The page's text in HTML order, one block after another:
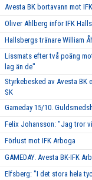
Avesta BK bortavann mot
Oliver Ahlberg inför IFK
Hallsbergs tränare William
Lissmats efter två poäng
lag än de"
Styrkebesked av Avesta
SK
Gameday 15/10.
Felix Johansson: "Jag tror
Förlust mot IFK Arboga
GAMEDAY. Avesta BK-IFK
Elfsberg: "I det stora hela